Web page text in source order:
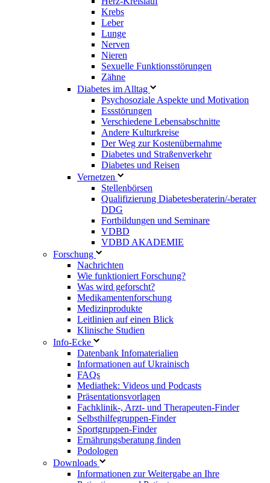
Krebs
Leber
Lunge
Nerven
Nieren
Sexuelle Funktionsstörungen
Zähne
Diabetes im Alltag
Psychosoziale Aspekte und Motivation
Essstörungen
Verschiedene Lebensabschnitte
Andere Kulturkreise
Der Weg zur Kostenübernahme
Diabetes und Straßenverkehr
Diabetes und Reisen
Vernetzen
Stellenbörsen
Qualifizierung Diabetesberaterin/­-berater
DDG
Fortbildungen und Seminare
VDBD
VDBD AKADEMIE
Forschung
Nachrichten
Wie funktioniert Forschung?
Was wird geforscht?
Medikamentenforschung
Medizinprodukte
Leitlinien auf einen Blick
Klinische Studien
Info-Ecke
Datenbank Infomaterialien
Informationen auf Ukrainisch
FAQs
Mediathek: Videos und Podcasts
Präsentationsvorlagen
Fachklinik-, Arzt- und Therapeuten-Finder
Selbsthilfegruppen-Finder
Sportgruppen-Finder
Ernährungsberatung finden
Podologen
Downloads
Informationen zur Weitergabe an Ihre